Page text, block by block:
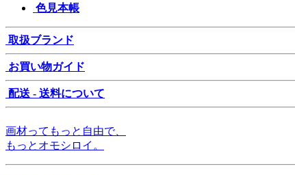
色見本帳
取扱ブランド
お買い物ガイド
配送 - 送料について
画材ってもっと自由で、
もっとオモシロイ。